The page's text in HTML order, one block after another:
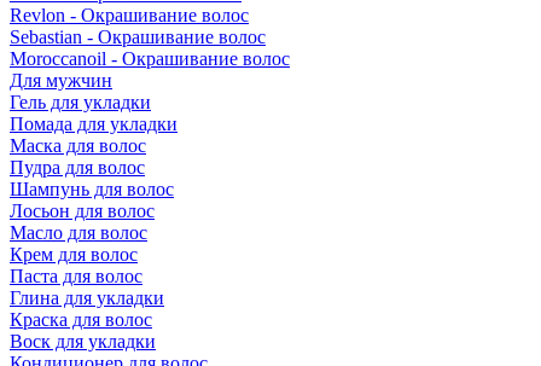
Revlon - Окрашивание волос
Sebastian - Окрашивание волос
Moroccanoil - Окрашивание волос
Для мужчин
Гель для укладки
Помада для укладки
Маска для волос
Пудра для волос
Шампунь для волос
Лосьон для волос
Масло для волос
Крем для волос
Паста для волос
Глина для укладки
Краска для волос
Воск для укладки